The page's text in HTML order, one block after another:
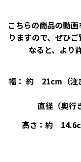
こちらの商品の動
りますので、ぜひ
なると、より
幅： 約 21cm（注
直径（奥行
高さ：約